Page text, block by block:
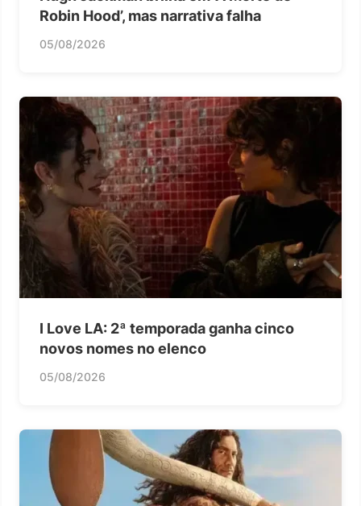
Robin Hood’, mas narrativa falha
05/08/2026
I Love LA: 2ª temporada ganha cinco
novos nomes no elenco
05/08/2026